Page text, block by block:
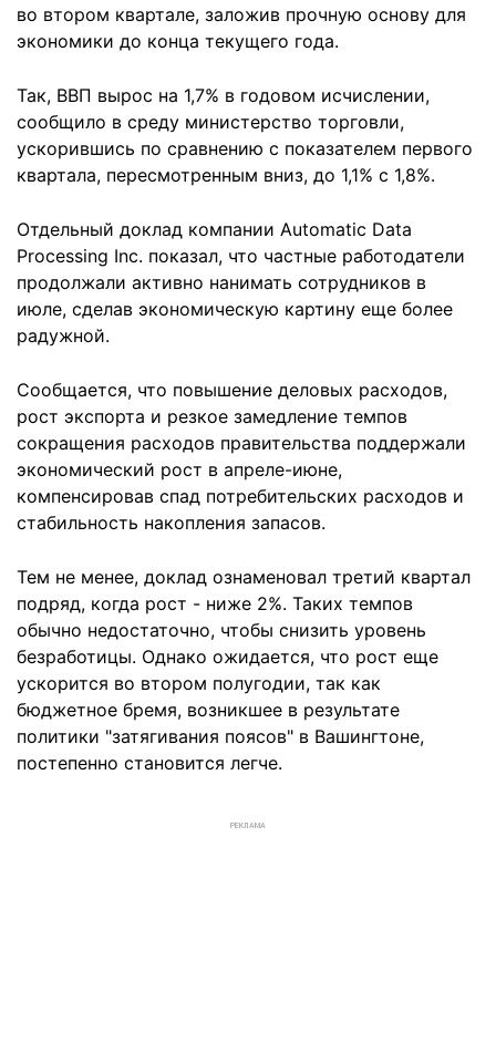
во втором квартале, заложив прочную основу для
экономики до конца текущего года.
Так, ВВП вырос на 1,7% в годовом исчислении,
сообщило в среду министерство торговли,
ускорившись по сравнению с показателем первого
квартала, пересмотренным вниз, до 1,1% с 1,8%.
Отдельный доклад компании Automatic Data
Processing Inc. показал, что частные работодатели
продолжали активно нанимать сотрудников в
июле, сделав экономическую картину еще более
радужной.
Сообщается, что повышение деловых расходов,
рост экспорта и резкое замедление темпов
сокращения расходов правительства поддержали
экономический рост в апреле-июне,
компенсировав спад потребительских расходов и
стабильность накопления запасов.
Тем не менее, доклад ознаменовал третий квартал
подряд, когда рост - ниже 2%. Таких темпов
обычно недостаточно, чтобы снизить уровень
безработицы. Однако ожидается, что рост еще
ускорится во втором полугодии, так как
бюджетное бремя, возникшее в результате
политики "затягивания поясов" в Вашингтоне,
постепенно становится легче.
РЕКЛАМА